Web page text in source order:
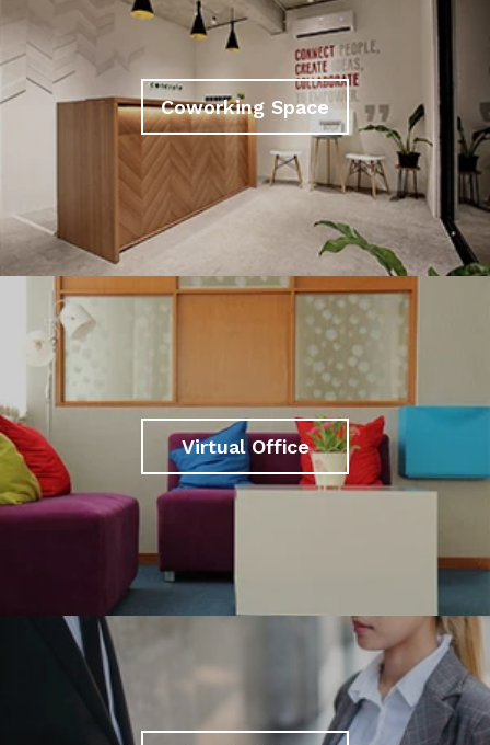
Coworking Space
Virtual Office